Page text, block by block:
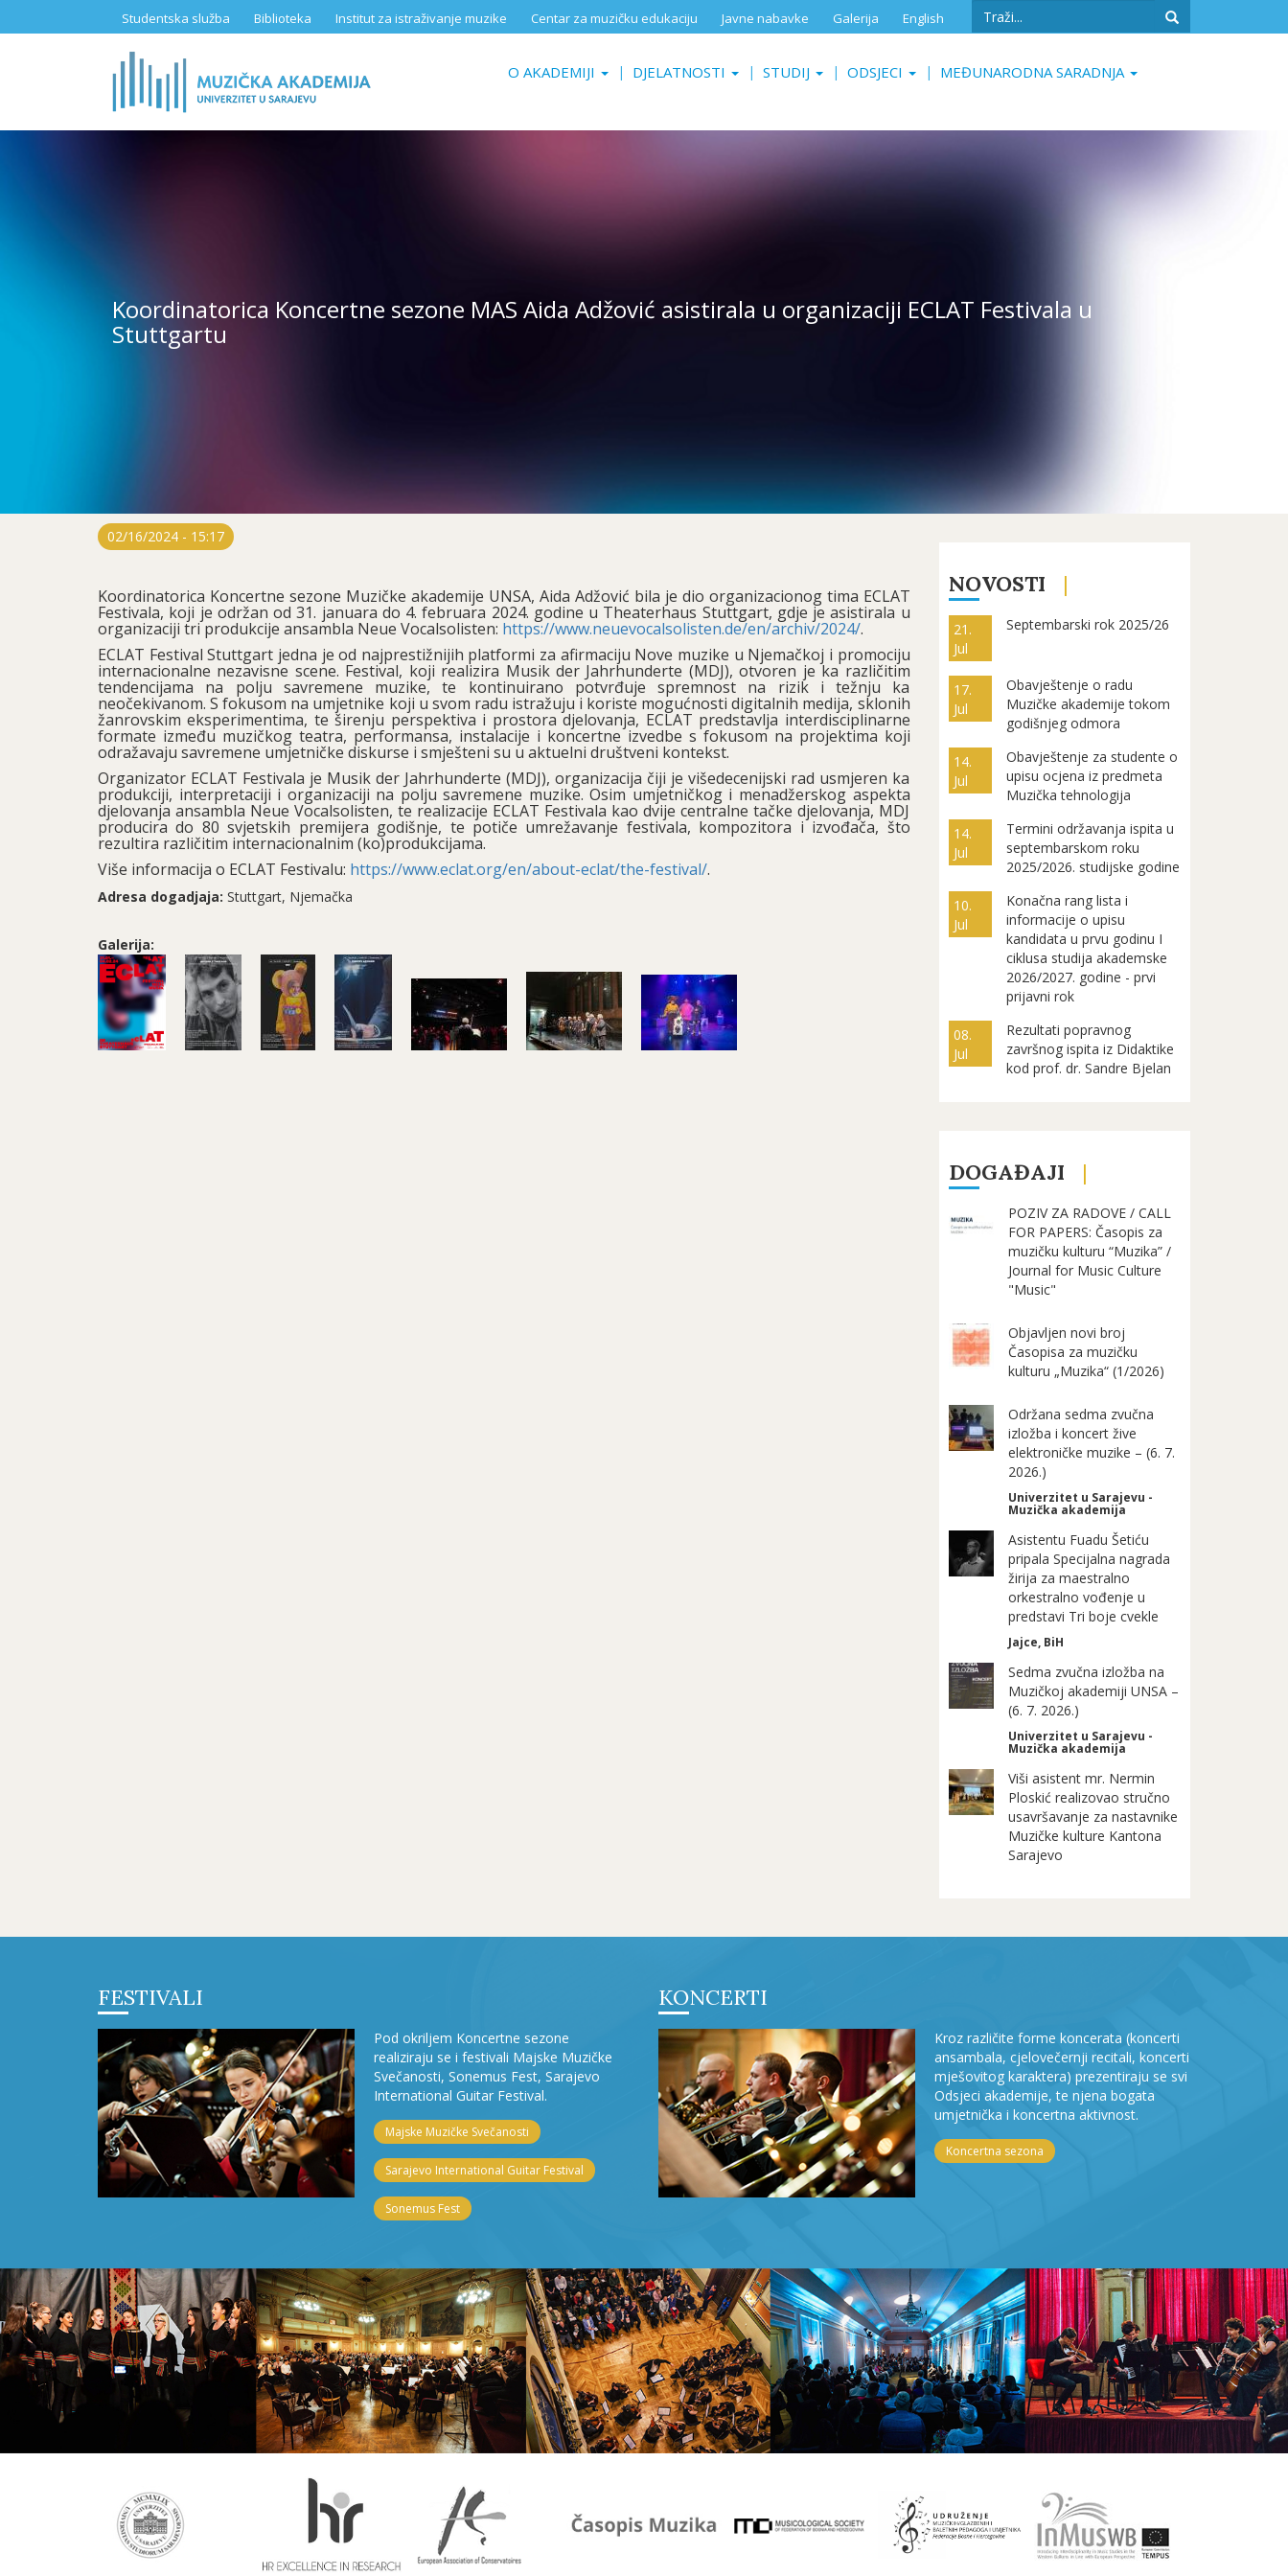
Studentska služba Biblioteka Institut za istraživanje muzike Centar za muzičku edukaciju Javne nabavke Galerija English
Search
O AKADEMIJI DJELATNOSTI STUDIJ ODSJECI MEĐUNARODNA SARADNJA
Koordinatorica Koncertne sezone MAS Aida Adžović asistirala u organizaciji ECLAT Festivala u
Stuttgartu
02/16/2024 - 15:17
Koordinatorica Koncertne sezone Muzičke akademije UNSA, Aida Adžović bila je dio organizacionog tima ECLAT
Festivala, koji je održan od 31. januara do 4. februara 2024. godine u Theaterhaus Stuttgart, gdje je asistirala u
organizaciji tri produkcije ansambla Neue Vocalsolisten: https://www.neuevocalsolisten.de/en/archiv/2024/.
ECLAT Festival Stuttgart jedna je od najprestižnijih platformi za afirmaciju Nove muzike u Njemačkoj i promociju
internacionalne nezavisne scene. Festival, koji realizira Musik der Jahrhunderte (MDJ), otvoren je ka različitim
tendencijama na polju savremene muzike, te kontinuirano potvrđuje spremnost na rizik i težnju ka
neočekivanom. S fokusom na umjetnike koji u svom radu istražuju i koriste mogućnosti digitalnih medija, sklonih
žanrovskim eksperimentima, te širenju perspektiva i prostora djelovanja, ECLAT predstavlja interdisciplinarne
formate između muzičkog teatra, performansa, instalacije i koncertne izvedbe s fokusom na projektima koji
odražavaju savremene umjetničke diskurse i smješteni su u aktuelni društveni kontekst.
Organizator ECLAT Festivala je Musik der Jahrhunderte (MDJ), organizacija čiji je višedecenijski rad usmjeren ka
produkciji, interpretaciji i organizaciji na polju savremene muzike. Osim umjetničkog i menadžerskog aspekta
djelovanja ansambla Neue Vocalsolisten, te realizacije ECLAT Festivala kao dvije centralne tačke djelovanja, MDJ
producira do 80 svjetskih premijera godišnje, te potiče umrežavanje festivala, kompozitora i izvođača, što
rezultira različitim internacionalnim (ko)produkcijama.
Više informacija o ECLAT Festivalu: https://www.eclat.org/en/about-eclat/the-festival/.
Adresa dogadjaja: Stuttgart, Njemačka
Galerija:
NOVOSTI
21.
Jul
Septembarski rok 2025/26
17.
Jul
Obavještenje o radu
Muzičke akademije tokom
godišnjeg odmora
14.
Jul
Obavještenje za studente o
upisu ocjena iz predmeta
Muzička tehnologija
14.
Jul
Termini održavanja ispita u
septembarskom roku
2025/2026. studijske godine
10.
Jul
Konačna rang lista i
informacije o upisu
kandidata u prvu godinu I
ciklusa studija akademske
2026/2027. godine - prvi
prijavni rok
08.
Jul
Rezultati popravnog
završnog ispita iz Didaktike
kod prof. dr. Sandre Bjelan
DOGAĐAJI
POZIV ZA RADOVE / CALL
FOR PAPERS: Časopis za
muzičku kulturu “Muzika” /
Journal for Music Culture
"Music"
Objavljen novi broj
Časopisa za muzičku
kulturu „Muzika“ (1/2026)
Održana sedma zvučna
izložba i koncert žive
elektroničke muzike – (6. 7.
2026.)
Univerzitet u Sarajevu -
Muzička akademija
Asistentu Fuadu Šetiću
pripala Specijalna nagrada
žirija za maestralno
orkestralno vođenje u
predstavi Tri boje cvekle
Jajce, BiH
Sedma zvučna izložba na
Muzičkoj akademiji UNSA –
(6. 7. 2026.)
Univerzitet u Sarajevu -
Muzička akademija
Viši asistent mr. Nermin
Ploskić realizovao stručno
usavršavanje za nastavnike
Muzičke kulture Kantona
Sarajevo
FESTIVALI
Pod okriljem Koncertne sezone
realiziraju se i festivali Majske Muzičke
Svečanosti, Sonemus Fest, Sarajevo
International Guitar Festival.
Majske Muzičke Svečanosti
Sarajevo International Guitar Festival
Sonemus Fest
KONCERTI
Kroz različite forme koncerata (koncerti
ansambala, cjelovečernji recitali, koncerti
mješovitog karaktera) prezentiraju se svi
Odsjeci akademije, te njena bogata
umjetnička i koncertna aktivnost.
Koncertna sezona